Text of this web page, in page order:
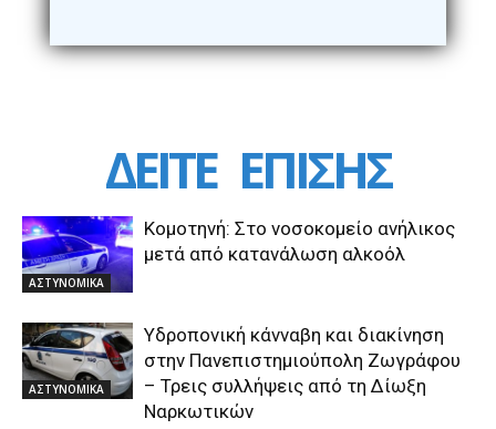
ΔΕΙΤΕ ΕΠΙΣΗΣ
ΑΣΤΥΝΟΜΙΚΑ
Κομοτηνή: Στο νοσοκομείο ανήλικος
μετά από κατανάλωση αλκοόλ
ΑΣΤΥΝΟΜΙΚΑ
Υδροπονική κάνναβη και διακίνηση
στην Πανεπιστημιούπολη Ζωγράφου
– Τρεις συλλήψεις από τη Δίωξη
Ναρκωτικών